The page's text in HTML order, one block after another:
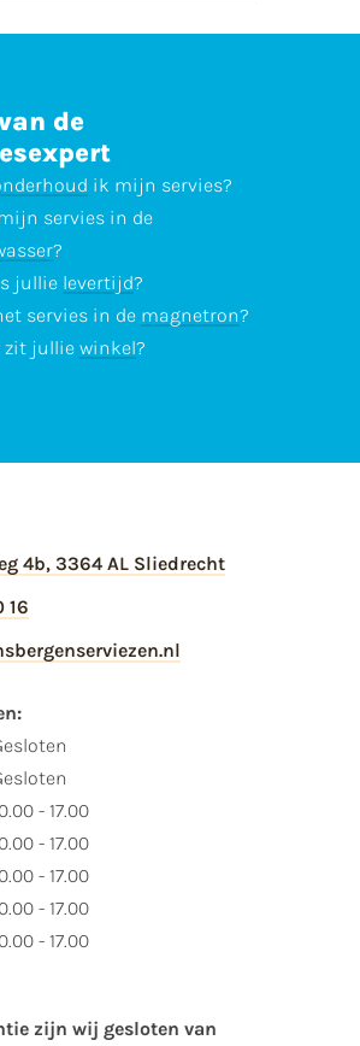
de
ik mijn servies?
servies in de
?
jullie levertijd?
servies in de magnetron?
zit jullie winkel?
4b, 3364 AL Sliedrecht
16
- 17.00
- 17.00
- 17.00
- 17.00
- 17.00
zijn wij gesloten van